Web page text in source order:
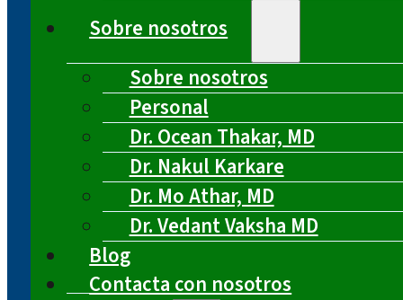
Sobre nosotros
Sobre nosotros
Personal
Dr. Ocean Thakar, MD
Dr. Nakul Karkare
Dr. Mo Athar, MD
Dr. Vedant Vaksha MD
Blog
Contacta con nosotros